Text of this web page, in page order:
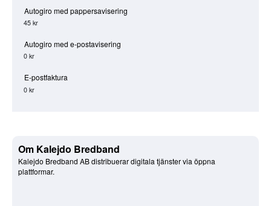
Autogiro med pappersavisering
45 kr
Autogiro med e-postavisering
0 kr
E-postfaktura
0 kr
Om Kalejdo Bredband
Kalejdo Bredband AB distribuerar digitala tjänster via öppna
plattformar.